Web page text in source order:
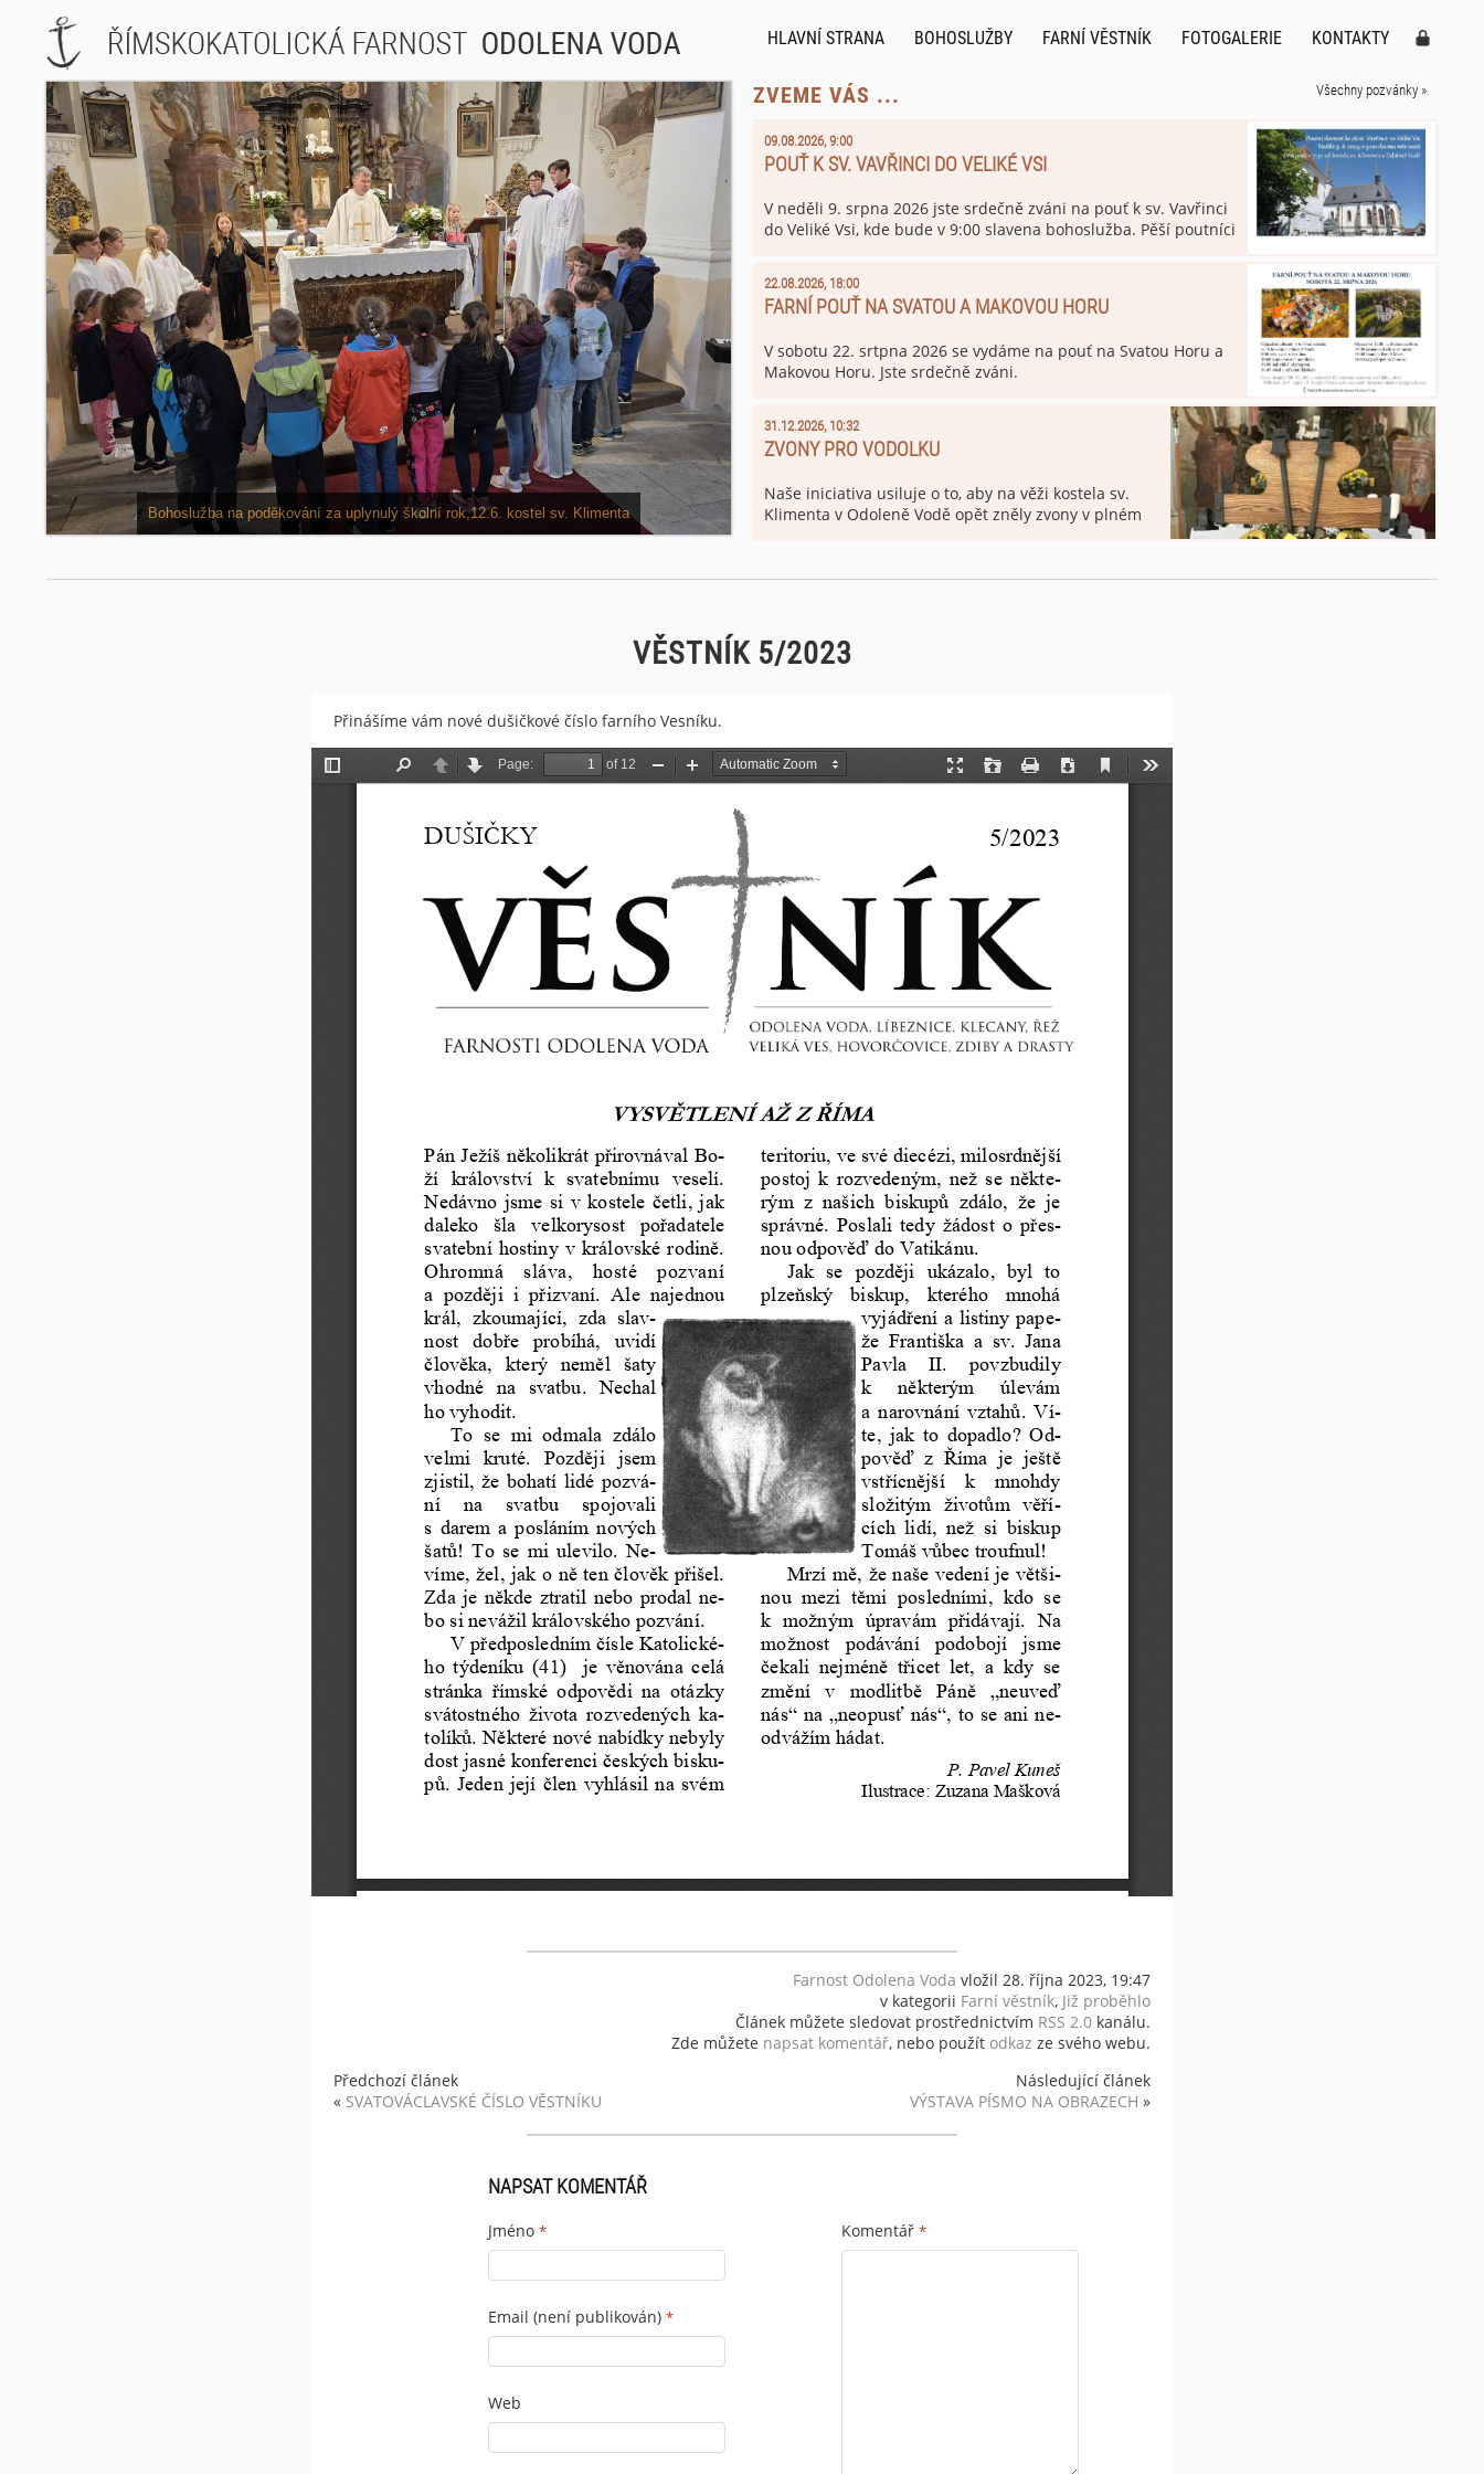
HLAVNÍ STRANA BOHOSLUŽBY FARNÍ VĚSTNÍK FOTOGALERIE KONTAKTY
Noc kostelů - sv. Kliment Odolena Voda. Více v rubrice: Již proběhlo
ZVEME VÁS ... Všechny pozvánky »
09.08.2026, 9:00
POUŤ K SV. VAVŘINCI DO VELIKÉ VSI
V neděli 9. srpna 2026 jste srdečně zváni na pouť k sv. Vavřinci
do Veliké Vsi, kde bude v 9:00 slavena bohoslužba. Pěší poutníci
22.08.2026, 18:00
FARNÍ POUŤ NA SVATOU A MAKOVOU HORU
V sobotu 22. srtpna 2026 se vydáme na pouť na Svatou Horu a
Makovou Horu. Jste srdečně zváni.
31.12.2026, 10:32
ZVONY PRO VODOLKU
Naše iniciativa usiluje o to, aby na věži kostela sv.
Klimenta v Odoleně Vodě opět zněly zvony v plném
válce byl z Hamburku přivezen jako náhrada jiný
VĚSTNÍK 5/2023
Přinášíme vám nové dušičkové číslo farního Vesníku.
Farnost Odolena Voda vložil 28. října 2023, 19:47
v kategorii Farní věstník, Již proběhlo
Článek můžete sledovat prostřednictvím RSS 2.0 kanálu.
Zde můžete napsat komentář, nebo použít odkaz ze svého webu.
Předchozí článek
« SVATOVÁCLAVSKÉ ČÍSLO VĚSTNÍKU
Následující článek
VÝSTAVA PÍSMO NA OBRAZECH »
NAPSAT KOMENTÁŘ
Jméno *
Email (není publikován) *
Web
Komentář *